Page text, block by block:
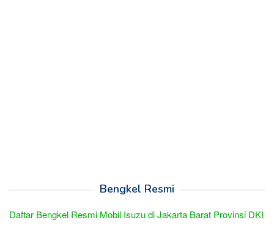
Bengkel Resmi
Daftar Bengkel Resmi Mobil Isuzu di Jakarta Barat Provinsi DKI